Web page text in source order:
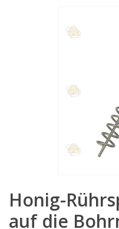
Honig-
auf die